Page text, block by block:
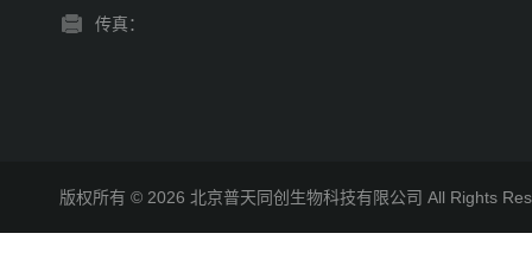
传真：
版权所有 © 2026 北京普天同创生物科技有限公司 All Rights